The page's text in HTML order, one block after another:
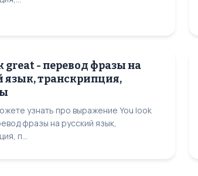
great - перевод фразы на
язык, транскрипция,
узнать про выражение You look
фразы на русский язык,
п...